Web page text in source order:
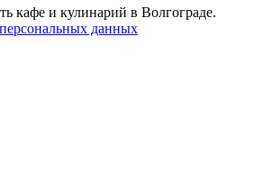
кафе и кулинарий в Волгограде.
данных